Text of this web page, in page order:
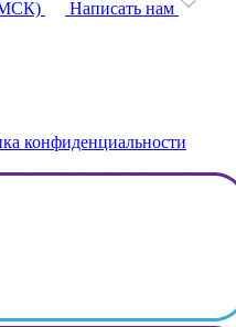
МСК)
Написать нам
конфиденциальности